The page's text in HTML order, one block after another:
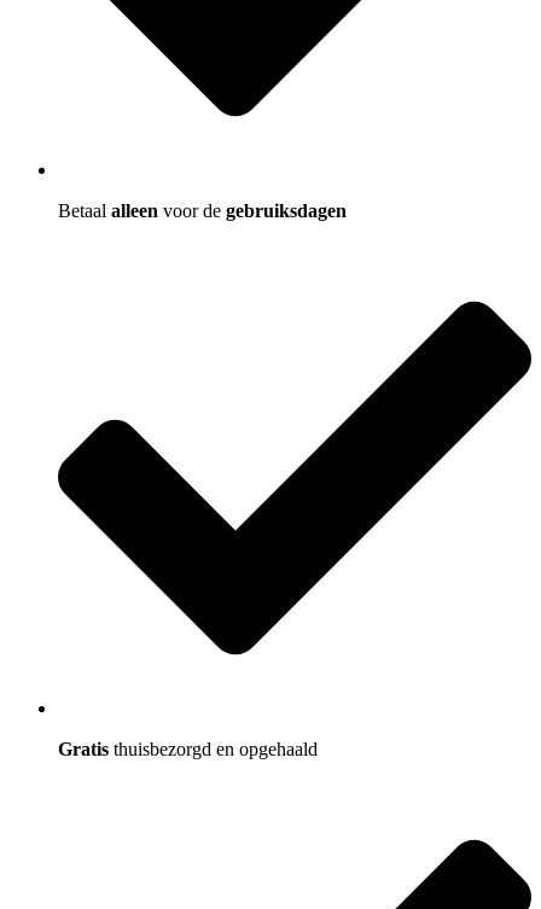
Betaal alleen voor de gebruiksdagen
Gratis thuisbezorgd en opgehaald